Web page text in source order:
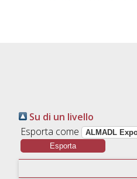
Su di un livello
Esporta come